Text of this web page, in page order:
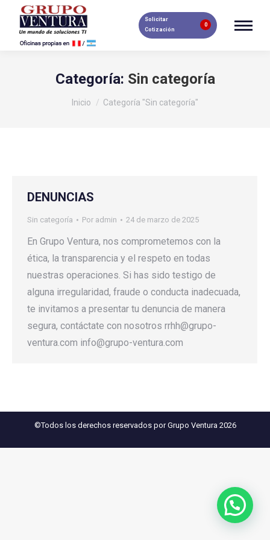
Solicitar
Cotización
0
Categoría: Sin categoría
Estás aquí:
Inicio Categoría "Sin categoría"
DENUNCIAS
Sin categoría Por admin 24 de marzo de 2025
En Grupo Ventura, nos comprometemos con la
ética, la transparencia y el respeto en todas
nuestras operaciones. Si has sido testigo de
alguna irregularidad, fraude o conducta inadecuada,
te invitamos a presentar tu denuncia de manera
segura, contáctate con nosotros rrhh@grupo-
ventura.com info@grupo-ventura.com
©Todos los derechos reservados por Grupo Ventura 2026